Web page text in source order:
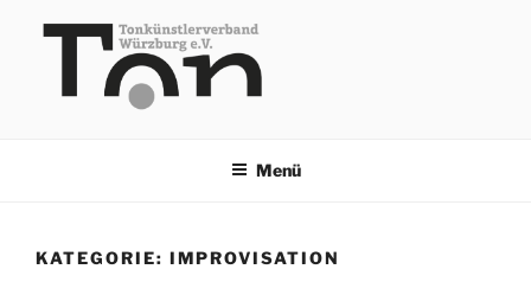
Inhalt
Menü
KATEGORIE: IMPROVISATION